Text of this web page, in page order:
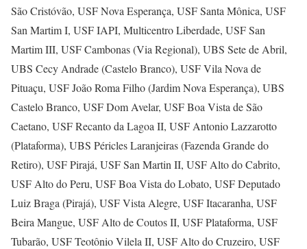
São Cristóvão, USF Nova Esperança, USF Santa Mônica, USF
San Martim I, USF IAPI, Multicentro Liberdade, USF San
Martim III, USF Cambonas (Via Regional), UBS Sete de Abril,
UBS Cecy Andrade (Castelo Branco), USF Vila Nova de
Pituaçu, USF João Roma Filho (Jardim Nova Esperança), UBS
Castelo Branco, USF Dom Avelar, USF Boa Vista de São
Caetano, USF Recanto da Lagoa II, USF Antonio Lazzarotto
(Plataforma), UBS Péricles Laranjeiras (Fazenda Grande do
Retiro), USF Pirajá, USF San Martin II, USF Alto do Cabrito,
USF Alto do Peru, USF Boa Vista do Lobato, USF Deputado
Luiz Braga (Pirajá), USF Vista Alegre, USF Itacaranha, USF
Beira Mangue, USF Alto de Coutos II, USF Plataforma, USF
Tubarão, USF Teotônio Vilela II, USF Alto do Cruzeiro, USF